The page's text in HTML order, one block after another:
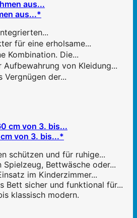
aus...*
für eine erholsame...
Kombination. Die...
von Kleidung...
Vergnügen der...
von 3. bis...*
schützen und für ruhige...
Bettwäsche oder...
im Kinderzimmer...
Bett sicher und funktional für...
klassisch modern.